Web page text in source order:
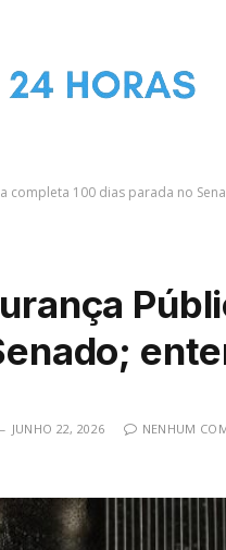
completa 100 dias parada no
JUNHO 22, 2026 NENHUM